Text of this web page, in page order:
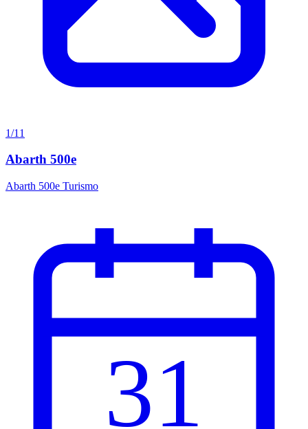
1/11
Abarth 500e
Abarth 500e Turismo
31